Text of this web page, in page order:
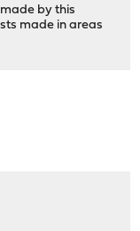
by this
made in areas